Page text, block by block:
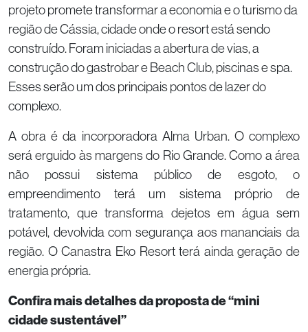
projeto promete transformar a economia e o turismo da
região de Cássia, cidade onde o resort está sendo
construído. Foram iniciadas a abertura de vias, a
construção do gastrobar e Beach Club, piscinas e spa.
Esses serão um dos principais pontos de lazer do
complexo.
A obra é da incorporadora Alma Urban. O complexo
será erguido às margens do Rio Grande. Como a área
não possui sistema público de esgoto, o
empreendimento terá um sistema próprio de
tratamento, que transforma dejetos em água sem
potável, devolvida com segurança aos mananciais da
região. O Canastra Eko Resort terá ainda geração de
energia própria.
Confira mais detalhes da proposta de “mini
cidade sustentável”